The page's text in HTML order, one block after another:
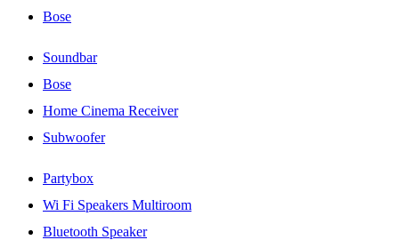
Bose
Soundbar
Bose
Home Cinema Receiver
Subwoofer
Partybox
Wi Fi Speakers Multiroom
Bluetooth Speaker